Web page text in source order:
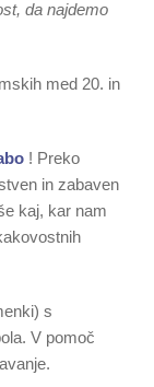
da najdemo
med 20. in
! Preko
in zabaven
kaj, kar nam
s
V pomoč